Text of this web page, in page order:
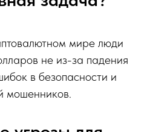
мире люди
не из-за падения
в безопасности и
мошенников.